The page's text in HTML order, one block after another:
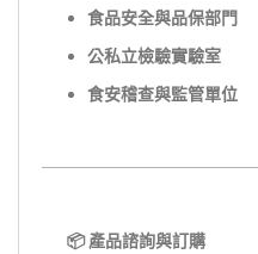
食品安全與品保部門
公私立檢驗實驗室
食安稽查與監管單位
📦產品諮詢與訂購